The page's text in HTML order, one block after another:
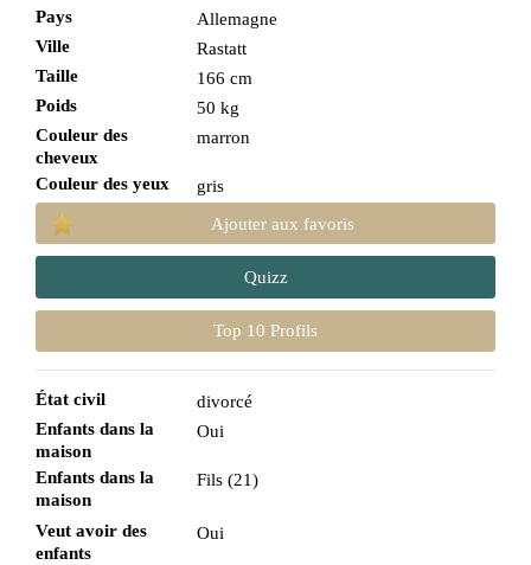
Pays
Allemagne
Ville
Rastatt
Taille
166 cm
Poids
50 kg
Couleur des
cheveux
marron
Couleur des yeux
gris
Ajouter aux favoris
Quizz
Top 10 Profils
État civil
divorcé
Enfants dans la
maison
Oui
Enfants dans la
maison
Fils (21)
Veut avoir des
enfants
Oui